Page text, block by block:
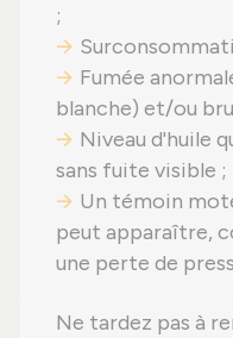
;
Fumée
blanche) et/ou
Niveau d'huile
sans fuite visible ;
Un témoin
peut apparaître,
une perte de
Ne tardez pas à